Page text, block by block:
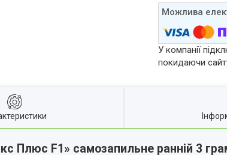
У компанії
покидаючи
Плюс F1» самозапильне ранній 3